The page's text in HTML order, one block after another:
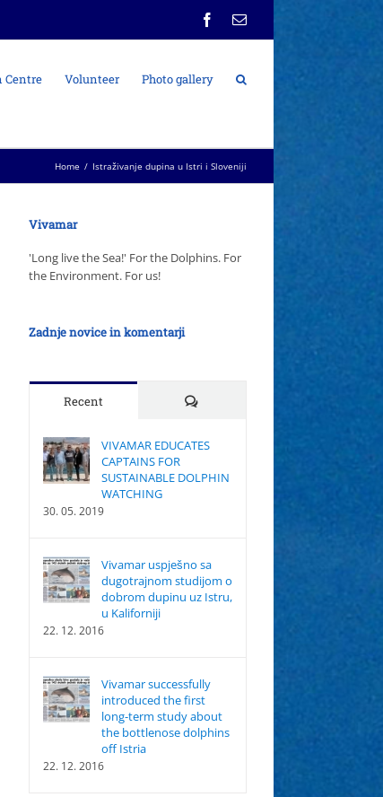
Facebook
Email
Centre Volunteer Photo gallery
Home / Istraživanje dupina u Istri i Sloveniji
Vivamar
'Long live the Sea!' For the Dolphins. For
the Environment. For us!
Zadnje novice in komentarji
Recent Comments
VIVAMAR EDUCATES
CAPTAINS FOR
SUSTAINABLE DOLPHIN
WATCHING
30. 05. 2019
Vivamar uspješno sa
dugotrajnom studijom o
dobrom dupinu uz Istru,
u Kaliforniji
22. 12. 2016
Vivamar successfully
introduced the first
long-term study about
the bottlenose dolphins
off Istria
22. 12. 2016